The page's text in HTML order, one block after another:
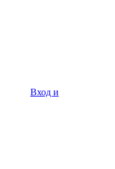
Вход и